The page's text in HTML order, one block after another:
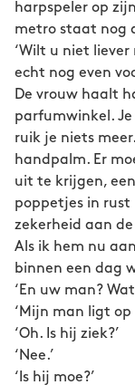
harpspeler op
metro staat nog
‘Wilt u niet
echt nog even
De vrouw haalt
parfumwinkel.
ruik je niets
handpalm. Er
uit te krijgen,
poppetjes in rust
zekerheid aan
Als ik hem nu
binnen een dag
‘En uw man?
‘Mijn man ligt op
‘Oh. Is hij ziek?’
‘Nee.’
‘Is hij moe?’